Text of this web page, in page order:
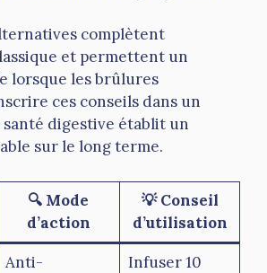
complètent
et permettent un
lorsque les brûlures
ces conseils dans un
digestive établit un
sur le long terme.
🔍 Mode
d’action
💡 Conseil
d’utilisation
Anti-
Infuser 10